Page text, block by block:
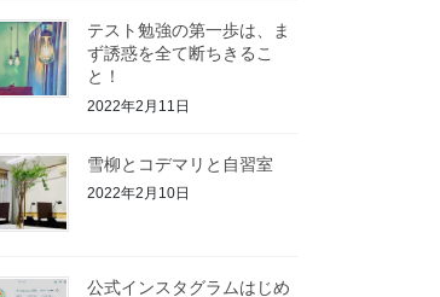
テスト勉強の第一歩は、ま
ず誘惑を全て断ちきるこ
と！
2022年2月11日
雪柳とコデマリと自習室
2022年2月10日
公式インスタグラムはじめ